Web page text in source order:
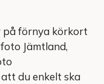
på förnya körkort
Jämtland,
du enkelt ska